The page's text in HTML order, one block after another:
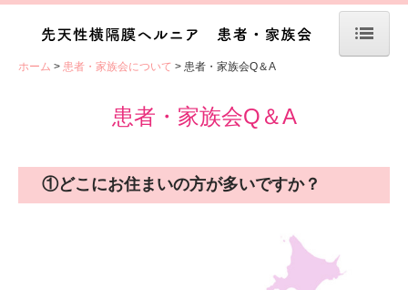
ホーム
診療ガイドライン
ホーム 患者・家族会について 患者・家族会Q＆A
患者・家族会Q＆A
①どこにお住まいの方が多いですか？